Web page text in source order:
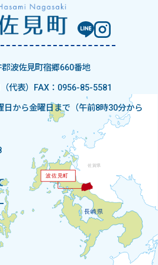
波佐見町宿郷660番地
代表）
FAX：0956-85-5581
日から金曜日まで（午前8時30分から